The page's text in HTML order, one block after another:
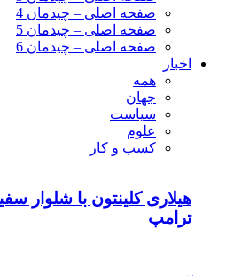
صفحه اصلی – چیدمان 4
صفحه اصلی – چیدمان 5
صفحه اصلی – چیدمان 6
اخبار
همه
جهان
سیاست
علوم
کسب و کار
هیلاری کلینتون با شلوار
ترامپ